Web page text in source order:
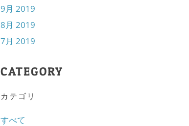
9月 2019
8月 2019
7月 2019
CATEGORY
カテゴリ
すべて